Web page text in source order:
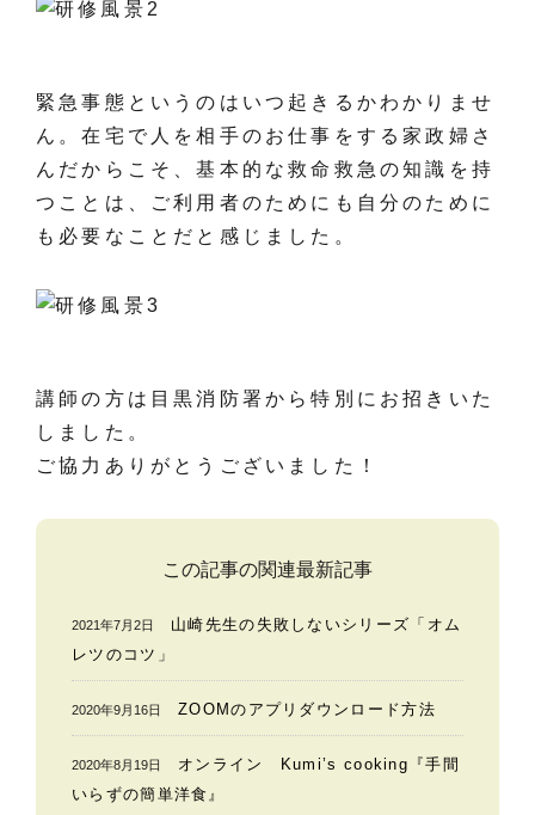
緊急事態というのはいつ起きるかわかりませ
ん。在宅で人を相手のお仕事をする家政婦さ
んだからこそ、基本的な救命救急の知識を持
つことは、ご利用者のためにも自分のために
も必要なことだと感じました。
講師の方は目黒消防署から特別にお招きいた
しました。
ご協力ありがとうございました！
この記事の関連最新記事
2021年7月2日
山崎先生の失敗しないシリーズ「オム
レツのコツ」
2020年9月16日 ZOOMのアプリダウンロード方法
2020年8月19日
オンライン Kumi’s cooking『手間
いらずの簡単洋食』